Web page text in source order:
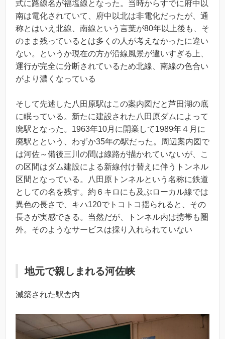
式に路線名が福塩線となった。当時からすでに府中以
南は電化されていて、府中以北は非電化だったが、通
称とはいえ北線、南線という言葉が80年以上後も、そ
のまま残っているとは多くの人が考えなかったに違い
ない。というか現在の方が沿線風景が違いすぎる上、
運行が完全に分断されているため北線、南線の色合い
がより濃くなっている
そして先述した八田原駅はこの案内図だと芦田湖の底
に眠っている。新たに建設された八田原ダムによって
廃駅となった。1963年10月に開業して1989年４月に
廃駅とという、わずか35年の駅だった。周辺案内図で
は河佐～備後三川の間は線路が描かれていないが、こ
の区間はダム建設による新線付け替えに伴うトンネル
区間となっている。八田原トンネルという名称に鉄道
としての名を残す。約６キロにも及ぶローカル線では
異色の長さで、キハ120でトコトコ揺られると、その
長さが実感できる。当然だが、トンネル内は携帯も圏
外。そのようなサービスは採り入れられていない
地元で親しまれる河佐峡
減築された駅舎内